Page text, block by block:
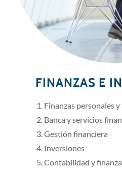
FINANZAS E
Finanzas personales
Banca y servicios
Gestión financiera
Inversiones
Contabilidad y